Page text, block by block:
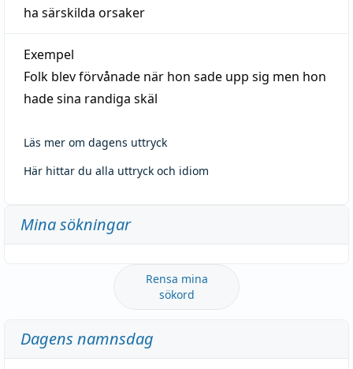
ha särskilda orsaker
Exempel
Folk blev förvånade när hon sade upp sig men hon
hade sina randiga skäl
Läs mer om dagens uttryck
Här hittar du alla uttryck och idiom
Mina sökningar
Rensa mina
sökord
Dagens namnsdag